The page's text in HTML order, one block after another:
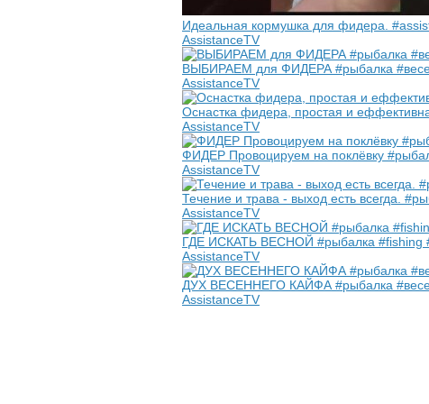
Идеальная кормушка для фидера.
AssistanceTV
ВЫБИРАЕМ для ФИДЕРА #рыбалка
AssistanceTV
Оснастка фидера, простая и
AssistanceTV
ФИДЕР Провоцируем на поклёвку
AssistanceTV
Течение и трава - выход есть всегда.
AssistanceTV
ГДЕ ИСКАТЬ ВЕСНОЙ #рыбалка #fishing
AssistanceTV
ДУХ ВЕСЕННЕГО КАЙФА #рыбалка
AssistanceTV